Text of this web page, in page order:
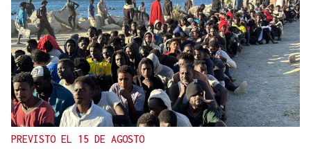
PREVISTO EL 15 DE AGOSTO